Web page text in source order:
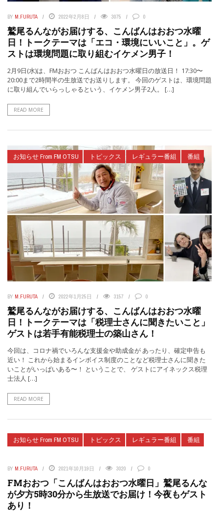
BY M.FURUTA 2022年2月8日 3075 0
鷲尾るんながお届けする、こんばんはおおつ水曜
日！トークテーマは「エコ・環境にいいこと」。ゲ
ストは環境問題に取り組むイケメン男子！
2月9日(水)は、FMおおつ こんばんはおおつ水曜日の放送日！ 17:30〜
20:00まで2時間半の生放送でお送りします。 今回のゲストは、環境問題
に取り組んでいらっしゃるという、イケメン男子2人。 […]
READ MORE
お知らせ From FM OTSU トピックス レギュラー番組 番組
BY M.FURUTA 2022年1月25日 3157 0
鷲尾るんながお届けする、こんばんはおおつ水曜
日！トークテーマは「税理士さんに聞きたいこと」
ゲストは若手有能税理士の築山さん！
今回は、コロナ禍でいろんな支援金や助成金が あったり、確定申告も
近い！ これから始まるインボイス制度のことなど税理士さんに聞きた
いことがいっぱいある〜！ ということで、 ゲストにアイネックス税理
士法人 […]
READ MORE
お知らせ From FM OTSU トピックス レギュラー番組 番組
BY M.FURUTA 2021年10月19日 3020 0
FMおおつ「こんばんはおおつ水曜日」鷲尾るんな
が夕方5時30分から生放送でお届け！今夜もゲスト
あり！